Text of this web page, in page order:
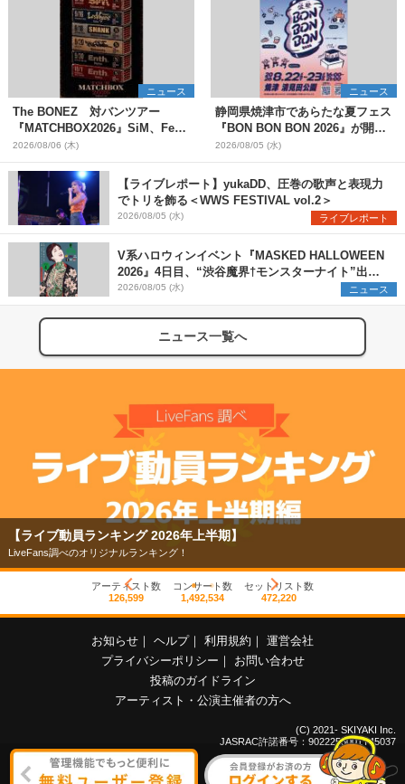
ニュース
The BONEZ 対バンツアー
『MATCHBOX2026』SiM、Fear,
and Loathing in Las Vegasら対
バンアーティストを一斉解禁
2026/08/06 (木)
ニュース
静岡県焼津市であらたな夏フェス
『BON BON BON 2026』が開
催 音楽ライブ×盆踊り×DJ×屋台
グルメ×ランタンナイトで彩る2日
間
2026/08/05 (水)
【ライブレポート】yukaDD、圧巻の歌声と表現力
でトリを飾る＜WWS FESTIVAL vol.2＞
2026/08/05 (水) ライブレポート
V系ハロウィンイベント『MASKED HALLOWEEN
2026』4日目、“渋谷魔界†モンスターナイト”出演6
組を発表
2026/08/05 (水) ニュース
ニュース一覧へ
【ライブ動員ランキング 2026年上半期】
LiveFans調べのオリジナルランキング！
アーティスト数
126,599
コンサート数
1,492,534
セットリスト数
472,220
お知らせ ｜ ヘルプ｜ 利用規約 ｜ 運営会社
プライバシーポリシー ｜
お問い合わせ
投稿のガイドライン
アーティスト・公演主催者の方へ
(C) 2021- SKIYAKI Inc.
JASRAC許諾番号：9022255001Y45037